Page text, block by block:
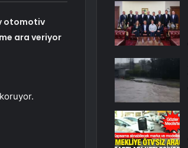
otomotiv
ara veriyor